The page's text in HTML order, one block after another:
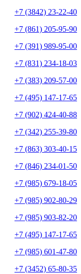
+7 (3842) 23-22-40
+7 (861) 205-95-90
+7 (391) 989-95-00
+7 (831) 234-18-03
+7 (383) 209-57-00
+7 (495) 147-17-65
+7 (902) 424-40-88
+7 (342) 255-39-80
+7 (863) 303-40-15
+7 (846) 234-01-50
+7 (985) 679-18-05
+7 (985) 902-80-29
+7 (985) 903-82-20
+7 (495) 147-17-65
+7 (985) 601-47-80
+7 (3452) 65-80-35